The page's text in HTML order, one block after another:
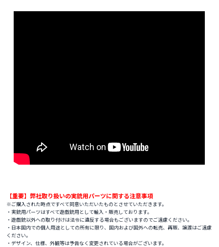
【重要】弊社取り扱いの実銃用パーツに関する注意事項
※ご購入された時点ですべて同意いただいたものとさせていただきます。
・実銃用パーツはすべて遊戯銃用として輸入・販売しております。
・遊戯銃以外への取り付けは法令に違反する場合もございますのでご遠慮ください。
・日本国内での個人用途としての所有に限り、国内および国外への転売、再販、譲渡はご遠慮
ください。
・デザイン、仕様、外観等は予告なく変更されている場合がございます。